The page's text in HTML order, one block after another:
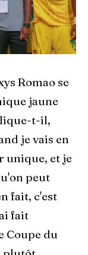
Romao se
jaune
t-il,
je vais en
unique, et je
peut
fait, c'est
fait
Coupe du